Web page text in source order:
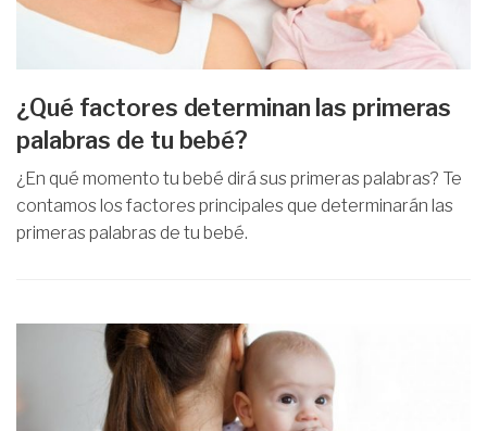
¿Qué factores determinan las primeras
palabras de tu bebé?
¿En qué momento tu bebé dirá sus primeras palabras? Te
contamos los factores principales que determinarán las
primeras palabras de tu bebé.